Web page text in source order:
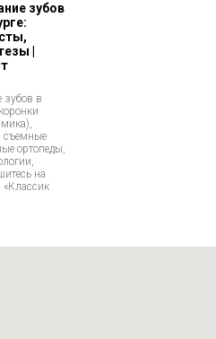
зубов
|
зубов в
съемные
ортопеды,
на
«Классик